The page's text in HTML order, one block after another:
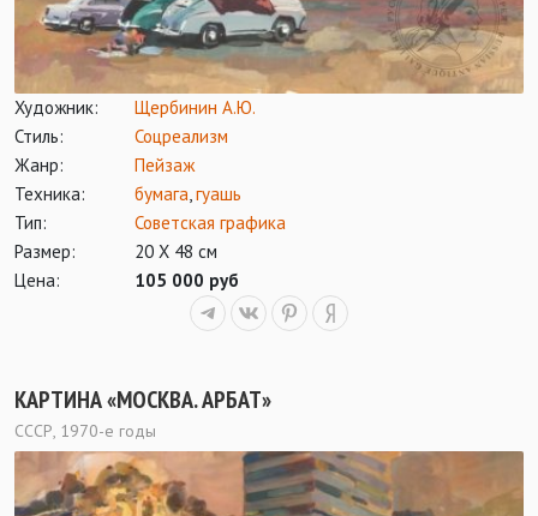
Художник:
Щербинин А.Ю.
Стиль:
Соцреализм
Жанр:
Пейзаж
Техника:
бумага гуашь
Тип:
Советская графика
Размер:
20 Х 48 см
Цена:
105 000 руб
КАРТИНА «МОСКВА. АРБАТ»
СССР, 1970-е годы